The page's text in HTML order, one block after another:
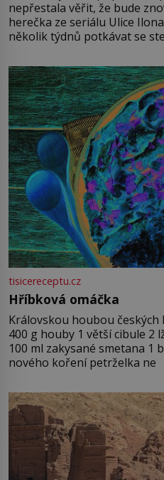
nepřestala věřit, že bude znovu
herečka ze seriálu Ulice
několik týdnů potkávat se
tisicereceptu.cz
Hříbková omáčka
Královskou houbou českých lesů
400 g houby 1 větší cibule 2
100 ml zakysané smetana 1
nového koření petrželka ne